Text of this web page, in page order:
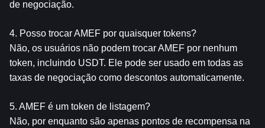
de negociação.
4. Posso trocar AMEF por quaisquer tokens?
Não, os usuários não podem trocar AMEF por nenhum
token, incluindo USDT. Ele pode ser usado em todas as
taxas de negociação como descontos automaticamente.
5. AMEF é um token de listagem?
Não, por enquanto são apenas pontos de recompensa na